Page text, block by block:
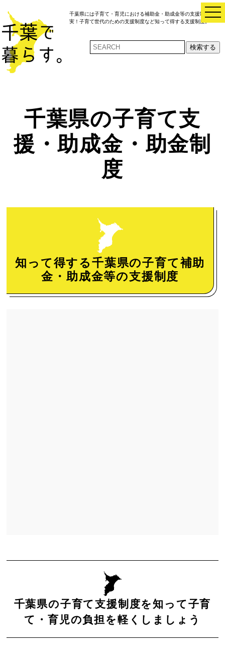
千葉県には子育て・育児における補助金・助成金等の支援制度が充
実！子育て世代のための支援制度など知って得する支援制度。
検索する
t
o
l
e
千葉県の子育て支
援・助成金・助金制
度
知って得する千葉県の子育て補助
金・助成金等の支援制度
千葉県の子育て支援制度を知って子育
て・育児の負担を軽くしましょう